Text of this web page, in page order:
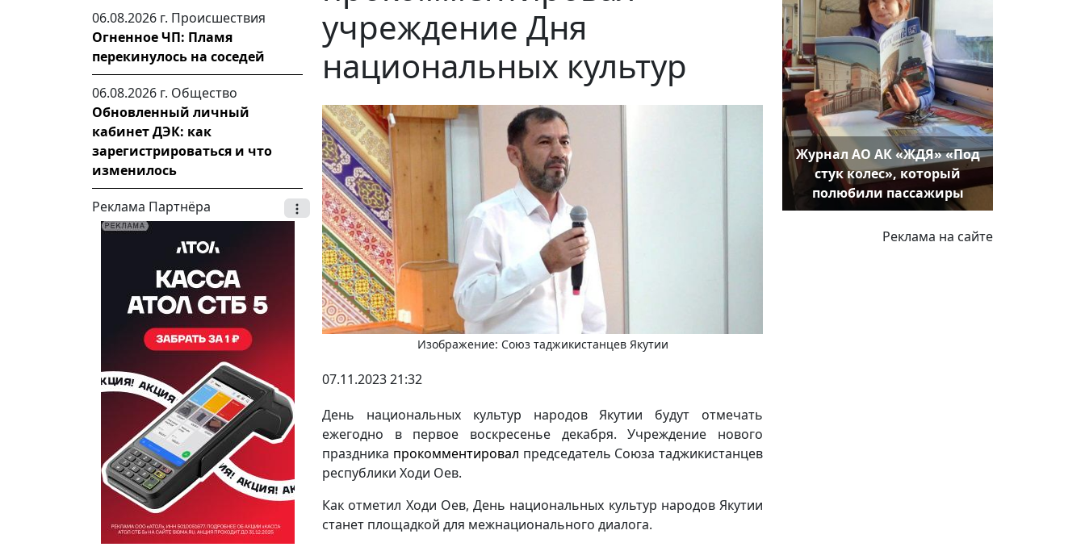
06.08.2026 г. Происшествия
Огненное ЧП: Пламя
перекинулось на соседей
06.08.2026 г. Общество
Обновленный личный
кабинет ДЭК: как
зарегистрироваться и что
изменилось
Реклама Партнёра
учреждение Дня
национальных культур
Изображение: Союз таджикистанцев Якутии
07.11.2023 21:32
День национальных культур народов Якутии будут отмечать
ежегодно в первое воскресенье декабря. Учреждение нового
праздника прокомментировал председатель Союза таджикистанцев
республики Ходи Оев.
Как отметил Ходи Оев, День национальных культур народов Якутии
станет площадкой для межнационального диалога.
Журнал АО АК «ЖДЯ» «Под
стук колес», который
полюбили пассажиры
Реклама на сайте